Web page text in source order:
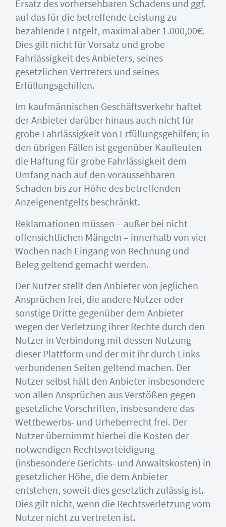
Ersatz des vorhersehbaren Schadens und ggf.
auf das für die betreffende Leistung zu
bezahlende Entgelt, maximal aber 1.000,00€.
Dies gilt nicht für Vorsatz und grobe
Fahrlässigkeit des Anbieters, seines
gesetzlichen Vertreters und seines
Erfüllungsgehilfen.
Im kaufmännischen Geschäftsverkehr haftet
der Anbieter darüber hinaus auch nicht für
grobe Fahrlässigkeit von Erfüllungsgehilfen; in
den übrigen Fällen ist gegenüber Kaufleuten
die Haftung für grobe Fahrlässigkeit dem
Umfang nach auf den voraussehbaren
Schaden bis zur Höhe des betreffenden
Anzeigenentgelts beschränkt.
Reklamationen müssen – außer bei nicht
offensichtlichen Mängeln – innerhalb von vier
Wochen nach Eingang von Rechnung und
Beleg geltend gemacht werden.
Der Nutzer stellt den Anbieter von jeglichen
Ansprüchen frei, die andere Nutzer oder
sonstige Dritte gegenüber dem Anbieter
wegen der Verletzung ihrer Rechte durch den
Nutzer in Verbindung mit dessen Nutzung
dieser Plattform und der mit ihr durch Links
verbundenen Seiten geltend machen. Der
Nutzer selbst hält den Anbieter insbesondere
von allen Ansprüchen aus Verstößen gegen
gesetzliche Vorschriften, insbesondere das
Wettbewerbs- und Urheberrecht frei. Der
Nutzer übernimmt hierbei die Kosten der
notwendigen Rechtsverteidigung
(insbesondere Gerichts- und Anwaltskosten) in
gesetzlicher Höhe, die dem Anbieter
entstehen, soweit dies gesetzlich zulässig ist.
Dies gilt nicht, wenn die Rechtsverletzung vom
Nutzer nicht zu vertreten ist.